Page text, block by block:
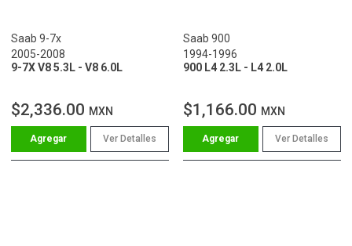
Saab 9-7x
2005-2008
9-7X V8 5.3L - V8 6.0L
$2,336.00 MXN
Ver Detalles
Saab 900
1994-1996
900 L4 2.3L - L4 2.0L
$1,166.00 MXN
Ver Detalles